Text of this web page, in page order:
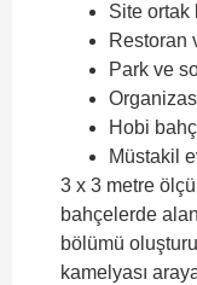
Site ortak
Restoran
Park ve
Hobi
Müstakil
3 x 3 metre
bahçelerde
bölümü
kamelyası